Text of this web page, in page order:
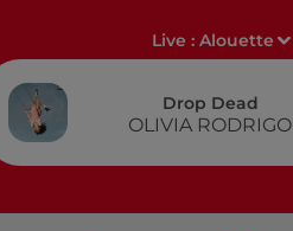
Live :Alouette
Drop Dead
OLIVIA RODRIGO